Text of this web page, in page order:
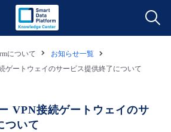
バー
について
お知らせ一覧
ゲートウェイのサービス提供終了について
VPN接続ゲートウェイのサ
ついて